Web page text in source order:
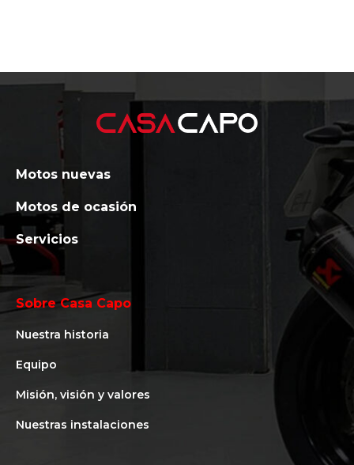
Motos nuevas
Motos de ocasión
Servicios
Sobre Casa Capo
Nuestra historia
Equipo
Misión, visión y valores
Nuestras instalaciones